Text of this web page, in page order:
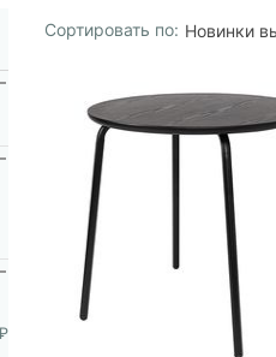
Сортировать по: Новинки